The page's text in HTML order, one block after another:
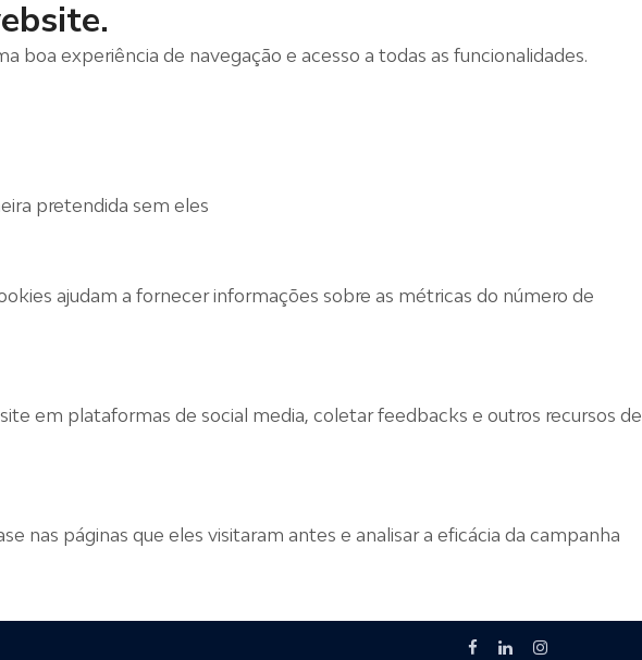
experiência de navegação e acesso a todas as funcionalidades.
pretendida sem eles
ajudam a fornecer informações sobre as métricas do número de
em plataformas de social media, coletar feedbacks e outros recursos de
nas páginas que eles visitaram antes e analisar a eficácia da campanha